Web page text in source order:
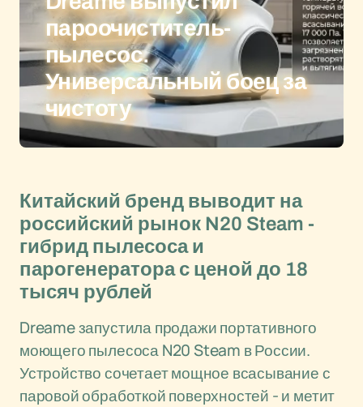
пароочиститель-
пылесос.
Универсальный боец за
чистоту
Китайский бренд выводит на
российский рынок N20 Steam -
гибрид пылесоса и
парогенератора с ценой до 18
тысяч рублей
Dreame запустила продажи портативного
моющего пылесоса N20 Steam в России.
Устройство сочетает мощное всасывание с
паровой обработкой поверхностей - и метит